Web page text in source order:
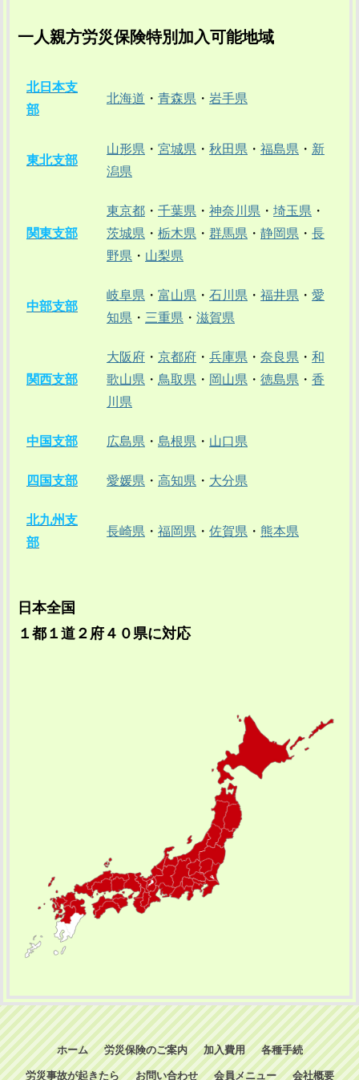
一人親方労災保険特別加入可能地域
北日本支
部
北海道 ・ 青森県 ・ 岩手県
東北支部
山形県 ・ 宮城県 ・ 秋田県 ・ 福島県 ・ 新
潟県
関東支部
東京都 ・ 千葉県 ・ 神奈川県 ・ 埼玉県 ・
茨城県 ・ 栃木県 ・ 群馬県 ・ 静岡県 ・ 長
野県 ・ 山梨県
中部支部
岐阜県 ・ 富山県 ・ 石川県 ・ 福井県 ・ 愛
知県 ・ 三重県 ・ 滋賀県
関西支部
大阪府 ・ 京都府 ・ 兵庫県 ・ 奈良県 ・ 和
歌山県 ・ 鳥取県 ・ 岡山県 ・ 徳島県 ・ 香
川県
中国支部 広島県 ・ 島根県 ・ 山口県
四国支部 愛媛県 ・ 高知県 ・ 大分県
北九州支
部
長崎県 ・ 福岡県 ・ 佐賀県 ・ 熊本県
日本全国
１都１道２府４０県に対応
ホーム 労災保険のご案内 加入費用 各種手続
労災事故が起きたら お問い合わせ 会員メニュー 会社概要